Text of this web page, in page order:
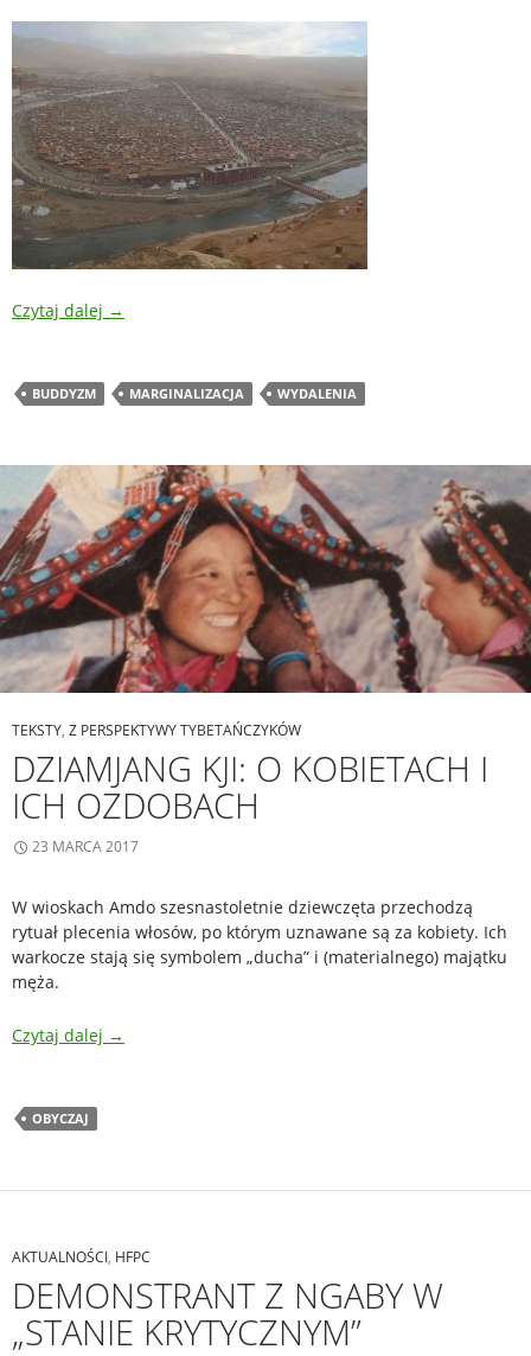
Czytaj dalej →
BUDDYZM MARGINALIZACJA WYDALENIA
TEKSTY, Z PERSPEKTYWY TYBETAŃCZYKÓW
DZIAMJANG KJI: O KOBIETACH I
ICH OZDOBACH
23 MARCA 2017
W wioskach Amdo szesnastoletnie dziewczęta przechodzą
rytuał plecenia włosów, po którym uznawane są za kobiety. Ich
warkocze stają się symbolem „ducha” i (materialnego) majątku
męża.
Czytaj dalej →
OBYCZAJ
AKTUALNOŚCI, HFPC
DEMONSTRANT Z NGABY W
„STANIE KRYTYCZNYM”